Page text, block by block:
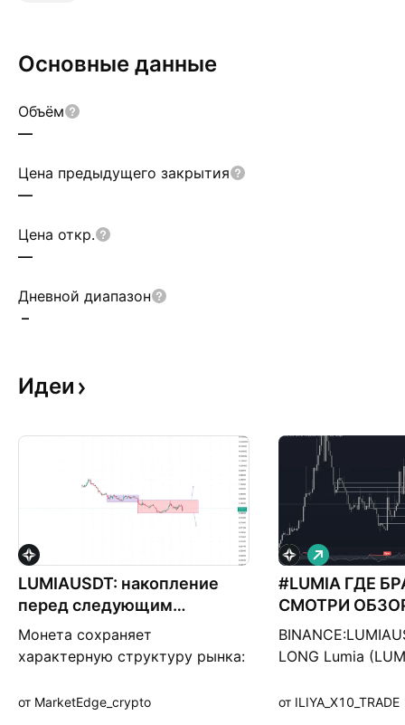
Основные данные
Объём
—
Цена предыдущего закрытия
—
Цена откр.
—
Дневной диапазон
–
Идеи
LUMIAUSDT: накопление
перед следующим
импульсом
Монета сохраняет
характерную структуру рынка:
импульс. После сильного
от MarketEdge_crypto
#LUMIA ГДЕ
СМОТРИ
LONG Lumia
Д
л
и
н
н
а
я
от ILIYA_X10_TRADE